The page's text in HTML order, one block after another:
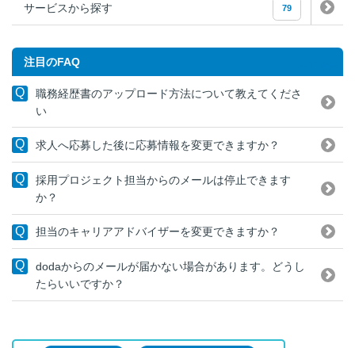
サービスから探す 79
注目のFAQ
職務経歴書のアップロード方法について教えてくださ
い
求人へ応募した後に応募情報を変更できますか？
採用プロジェクト担当からのメールは停止できます
か？
担当のキャリアアドバイザーを変更できますか？
dodaからのメールが届かない場合があります。どうし
たらいいですか？